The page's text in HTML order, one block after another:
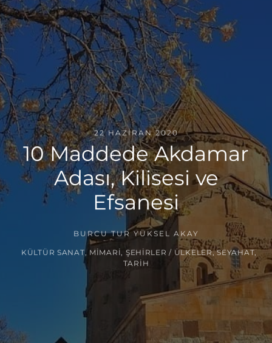
22 HAZIRAN 2020
10 Maddede Akdamar
Adası, Kilisesi ve
Efsanesi
BURCU TUR YÜKSEL AKAY
KÜLTÜR SANAT, MIMARI, ŞEHIRLER / ÜLKELER,SEYAHAT
TARIH